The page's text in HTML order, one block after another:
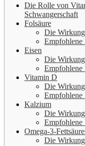
Die Rolle von
Schwangerschaft
Folsäure
Die
Empfohlene
Eisen
Die
Empfohlene
Vitamin D
Die
Empfohlene
Kalzium
Die
Empfohlene
Omega-3-
Die